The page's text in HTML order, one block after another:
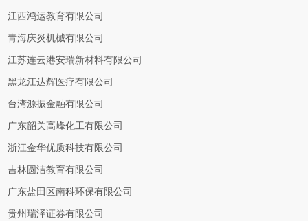
江西鸿运教育有限公司
青海庆炎机械有限公司
江苏连云港安瑞新材料有限公司
黑龙江达辉医疗有限公司
台湾源振金融有限公司
广东韶关高峰化工有限公司
浙江金华优质科技有限公司
吉林圆洁教育有限公司
广东盐田区南科环保有限公司
贵州瑞泽证券有限公司